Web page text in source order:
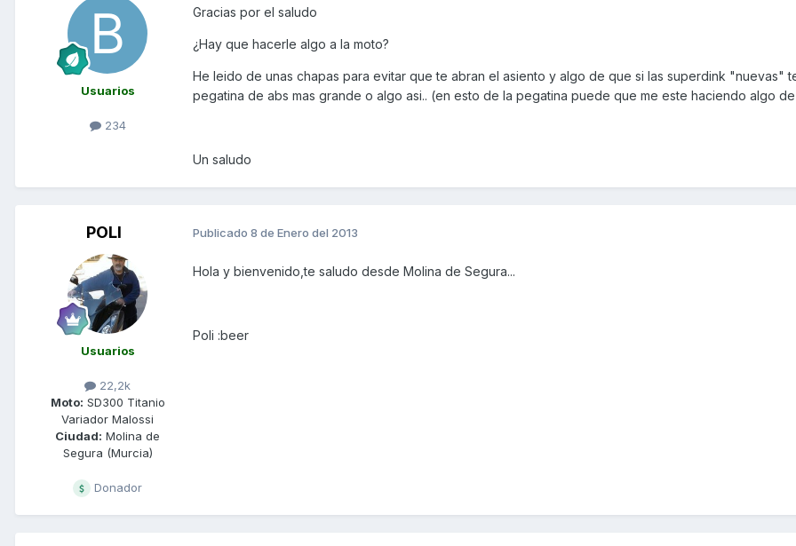
Usuarios
234
Gracias por el saludo
¿Hay que hacerle algo a la moto?
He leido de unas chapas para evitar que te abran el asiento y algo de que si las superdink "nuevas"
pegatina de abs mas grande o algo asi.. (en esto de la pegatina puede que me este haciendo algo
Un saludo
POLI
Usuarios
22,2k
Moto: SD300 Titanio
Variador Malossi
Ciudad: Molina de
Segura (Murcia)
Donador
Publicado 8 de Enero del 2013
Hola y bienvenido,te saludo desde Molina de Segura...
Poli :beer